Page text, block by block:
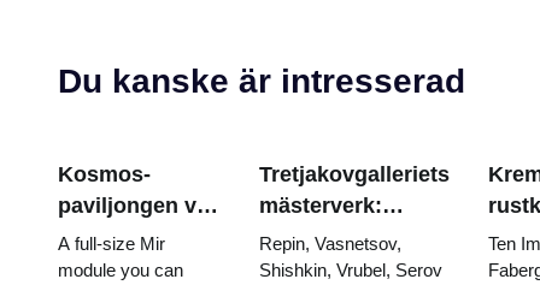
Du kanske är intresserad
Kosmos-
paviljongen vid
VDNKh: Inuti
Rysslands
A full-size Mir
module you can
Tretjakovgalleriets
mästerverk:
målningarna som
är värda att
Repin, Vasnetsov,
Shishkin, Vrubel, Serov
Ten